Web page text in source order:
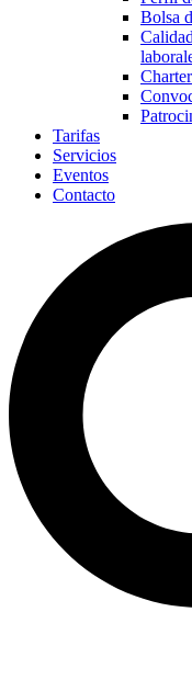
Bolsa
Charter
Tarifas
Servicios
Eventos
Contacto